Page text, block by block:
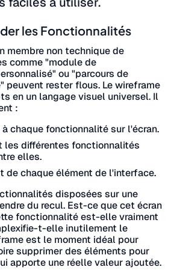
les Fonctionnalités
membre non technique de
comme "module de
ou "parcours de
peuvent rester flous. Le wireframe
en un langage visuel universel. Il
:
à chaque fonctionnalité sur l'écran.
les différentes fonctionnalités
elles.
de chaque élément de l'interface.
disposées sur une
du recul. Est-ce que cet écran
fonctionnalité est-elle vraiment
t-elle inutilement le
est le moment idéal pour
supprimer des éléments pour
apporte une réelle valeur ajoutée.